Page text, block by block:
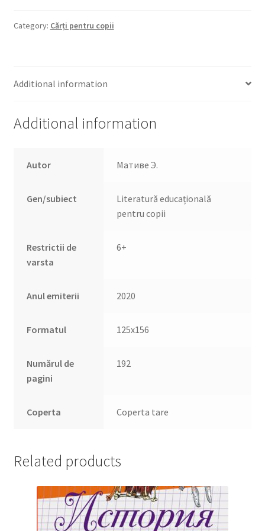
quantity
Category: Cărți pentru copii
Additional information
Additional information
Autor Мативе Э.
Gen/subiect
Literatură educațională
pentru copii
Restrictii de
varsta
6+
Anul emiterii 2020
Formatul 125х156
Numărul de
pagini
192
Coperta Coperta tare
Related products